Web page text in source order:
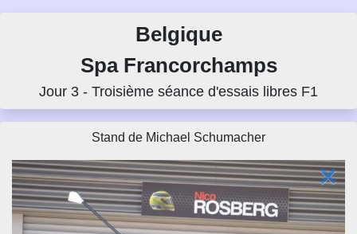
Belgique
Spa Francorchamps
Jour 3 - Troisième séance d'essais libres F1
Stand de Michael Schumacher
×